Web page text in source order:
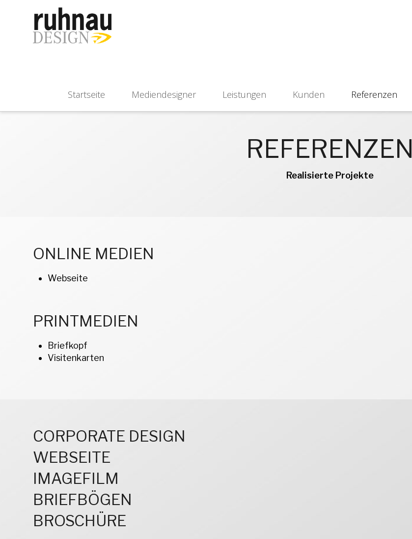
Startseite Mediendesigner Leistungen Kunden Referenzen
REFERENZEN
Realisierte Projekte
ONLINE MEDIEN
Webseite
PRINTMEDIEN
Briefkopf
Visitenkarten
CORPORATE DESIGN
WEBSEITE
IMAGEFILM
BRIEFBÖGEN
BROSCHÜRE